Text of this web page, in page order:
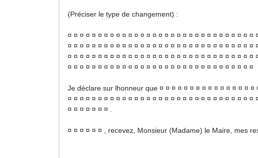
(Préciser le type de changement) :
¤ ¤ ¤ ¤ ¤ ¤ ¤ ¤ ¤ ¤ ¤ ¤ ¤ ¤ ¤ ¤ ¤ ¤ ¤ ¤ ¤ ¤ ¤ ¤ ¤ ¤ ¤ ¤ ¤ ¤
¤ ¤ ¤ ¤ ¤ ¤ ¤ ¤ ¤ ¤ ¤ ¤ ¤ ¤ ¤ ¤ ¤ ¤ ¤ ¤ ¤ ¤ ¤ ¤ ¤ ¤ ¤ ¤ ¤ ¤
¤ ¤ ¤ ¤ ¤ ¤ ¤ ¤ ¤ ¤ ¤ ¤ ¤ ¤ ¤ ¤ ¤ ¤ ¤ ¤ ¤ ¤ ¤ ¤ ¤ ¤ ¤ ¤ ¤ ¤
¤ ¤ ¤ ¤ ¤ ¤ ¤ ¤ ¤ ¤ ¤ ¤ ¤ ¤ ¤ ¤ ¤ ¤ ¤ ¤ ¤ ¤ ¤ ¤ ¤ ¤ ¤ ¤ ¤ ¤ ¤
Je déclare sur lhonneur que ¤ ¤ ¤ ¤ ¤ ¤ ¤ ¤ ¤ ¤ ¤ ¤ ¤ ¤ ¤
¤ ¤ ¤ ¤ ¤ ¤ ¤ ¤ ¤ ¤ ¤ ¤ ¤ ¤ ¤ ¤ ¤ ¤ ¤ ¤ ¤ ¤ ¤ ¤ ¤ ¤ ¤ ¤ ¤ ¤
¤ ¤ ¤ ¤ ¤ ¤ ¤ .
¤ ¤ ¤ ¤ ¤ ¤ , recevez, Monsieur (Madame) le Maire, mes